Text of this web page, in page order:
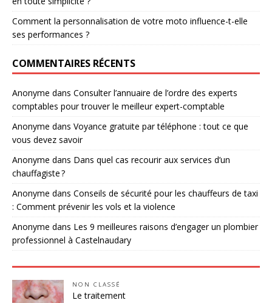
Comment la personnalisation de votre moto influence-t-elle
ses performances ?
COMMENTAIRES RÉCENTS
Anonyme dans Consulter l’annuaire de l’ordre des experts
comptables pour trouver le meilleur expert-comptable
Anonyme dans Voyance gratuite par téléphone : tout ce que
vous devez savoir
Anonyme dans Dans quel cas recourir aux services d’un
chauffagiste ?
Anonyme dans Conseils de sécurité pour les chauffeurs de taxi
: Comment prévenir les vols et la violence
Anonyme dans Les 9 meilleures raisons d’engager un plombier
professionnel à Castelnaudary
NON CLASSÉ
Le traitement